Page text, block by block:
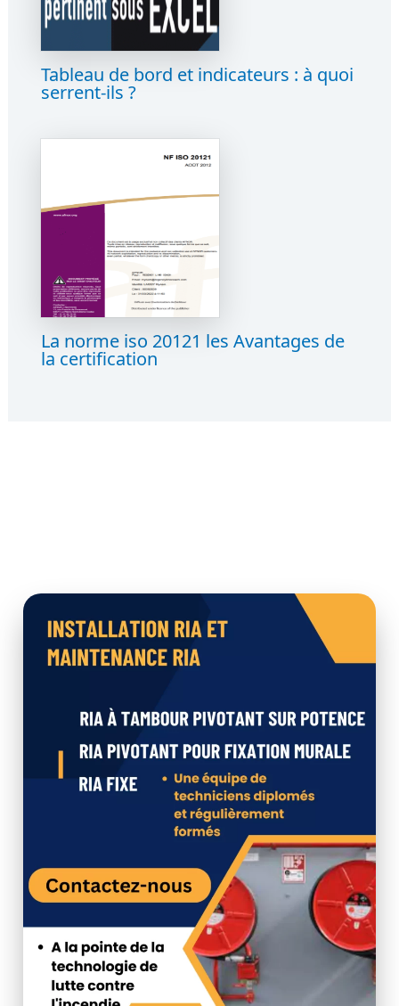
Tableau de bord et indicateurs : à quoi
serrent-ils ?
La norme iso 20121 les Avantages de
la certification